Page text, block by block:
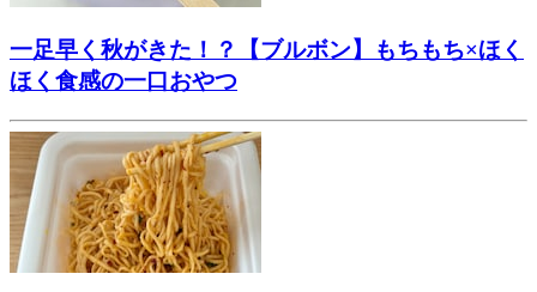
一足早く秋がきた！？【ブルボン】もちもち×ほく
ほく食感の一口おやつ